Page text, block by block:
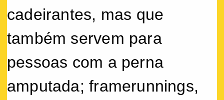
cadeirantes, mas que
também servem para
pessoas com a perna
amputada; framerunnings,